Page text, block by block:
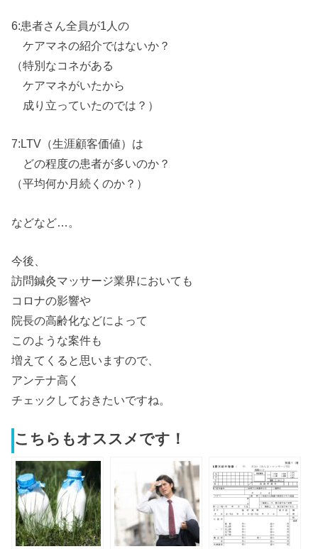
6:患者さん全員が1人の
ケアマネの紹介ではないか？
（特別なコネがある
ケアマネがいたから
成り立っていたのでは？）
7:LTV（生涯顧客価値）は
どの程度の患者が多いのか？
（平均何か月続くのか？）
などなど…。
今後、
訪問鍼灸マッサージ業界においても
コロナの影響や
院長の高齢化などによって
このような案件も
増えてくると思いますので、
アンテナ高く
チェックしておきたいですね。
こちらもオススメです！